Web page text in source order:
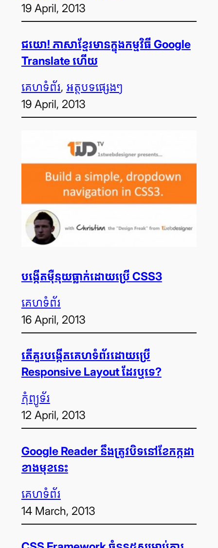
19 April, 2013
ជយោ! ភាសា​ខ្មែរ​មាន​ក្នុង​កម្មវិធី Google
Translate ហើយ
គេហទំព័រ, អត្ថបទ​ផ្សេងៗ
19 April, 2013
បង្កើត​ម៉ឺនុយ​ធ្លាក់​ដោយ​ប្រើ CSS3
គេហទំព័រ
16 April, 2013
តើ​គួរ​បង្កើត​គេហទំព័រ​ដោយ​ប្រើ
Responsive Layout ដែរឬទេ?
កុំព្យូទ័រ
12 April, 2013
Google Reader នឹង​ត្រូវ​បិទ​នៅ​ខែ​កក្កដា​
ខាង​មុខ​នេះ
គេហទំព័រ
14 March, 2013